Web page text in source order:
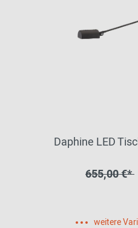
Daphine LED
655,00 €*
weitere